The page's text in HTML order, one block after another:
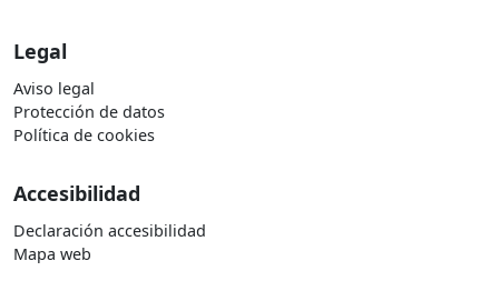
Legal
Aviso legal
Protección de datos
Política de cookies
Accesibilidad
Declaración accesibilidad
Mapa web